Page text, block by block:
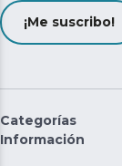
¡Me suscribo!
Categorías
Información